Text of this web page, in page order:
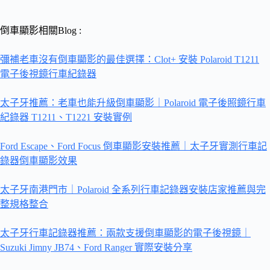
倒車顯影相關Blog :
彌補老車沒有倒車顯影的最佳選擇：Clot+ 安裝 Polaroid T1211
電子後視鏡行車紀錄器
太子牙推薦：老車也能升級倒車顯影｜Polaroid 電子後照鏡行車
紀錄器 T1211、T1221 安裝實例
Ford Escape、Ford Focus 倒車顯影安裝推薦｜太子牙實測行車記
錄器倒車顯影效果
太子牙南港門市｜Polaroid 全系列行車記錄器安裝店家推薦與完
整規格整合
太子牙行車記錄器推薦：兩款支援倒車顯影的電子後視鏡｜
Suzuki Jimny JB74、Ford Ranger 實際安裝分享